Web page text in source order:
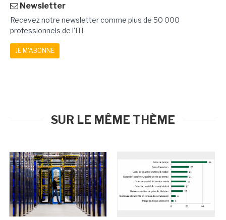
Newsletter
Recevez notre newsletter comme plus de 50 000
professionnels de l'IT!
JE M'ABONNE
SUR LE MÊME THÈME